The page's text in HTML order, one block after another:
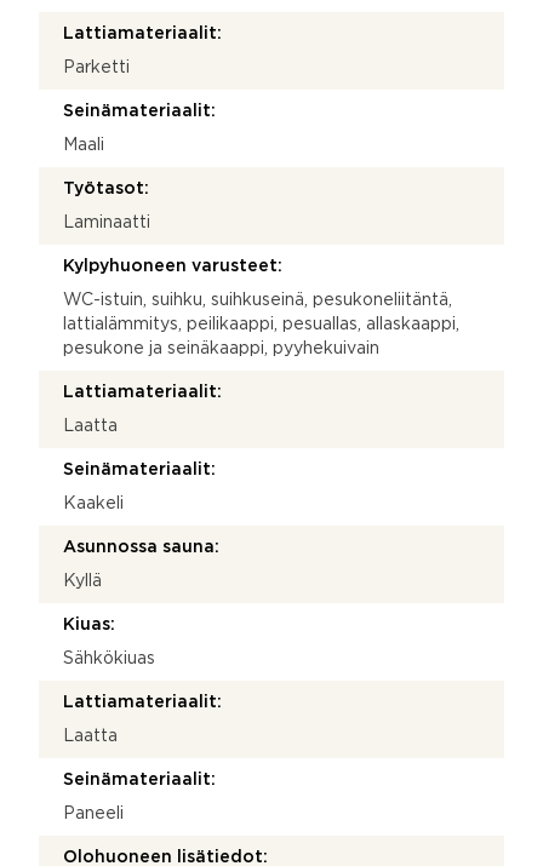
Lattiamateriaalit:
Parketti
Seinämateriaalit:
Maali
Työtasot:
Laminaatti
Kylpyhuoneen varusteet:
WC-istuin, suihku, suihkuseinä, pesukoneliitäntä,
lattialämmitys, peilikaappi, pesuallas, allaskaappi,
pesukone ja seinäkaappi, pyyhekuivain
Lattiamateriaalit:
Laatta
Seinämateriaalit:
Kaakeli
Asunnossa sauna:
Kyllä
Kiuas:
Sähkökiuas
Lattiamateriaalit:
Laatta
Seinämateriaalit:
Paneeli
Olohuoneen lisätiedot: